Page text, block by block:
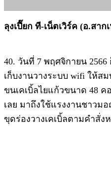
ลุงเปี๊ยก ที-เน็ตเวิร์ค (อ.สาก
40. วันที่ 7 พฤศจิกายน
เก็บงานวางระบบ wifi ให้ส
ขนเคเบิ้ลไยแก้วขนาด 48 ค
เลย มาถึงใช้แรงงานชาวม
ขุดร่องวางเคเบิ้ลตามคำสั่ง